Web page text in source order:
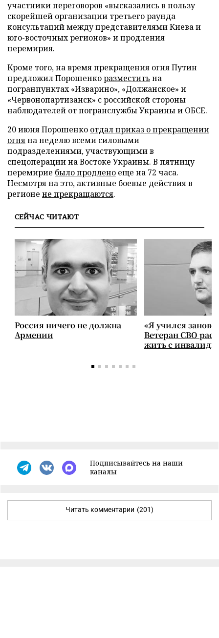
участники переговоров «высказались в пользу
скорейшей организации третьего раунда
консультаций между представителями Киева и
юго-восточных регионов» и продления
перемирия.
Кроме того, на время прекращения огня Путин
предложил Порошенкоразместить на
погранпунктах «Изварино», «Должанское» и
«Червонопартизанск» с российской стороны
наблюдателей от погранслужбы Украины и ОБСЕ.
20 июня Порошенко отдал приказ о прекращении
огняна неделю всеми силовыми
подразделениями, участвующими в
спецоперации на Востоке Украины. В пятницу
перемирие было продлено еще на 72 часа.
Несмотря на это, активные боевые действия в
регионе не прекращаются.
СЕЙЧАС ЧИТАЮТ
Россия ничего не должна
Армении
«Я учился
Ветеран СВО
жить с
Подписывайтесь на наши
каналы
Читать комментарии (201)